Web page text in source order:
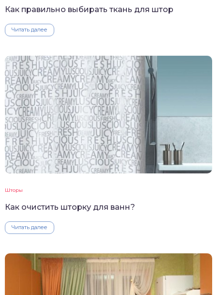
Как правильно выбирать ткань для штор
Читать далее
Шторы
Как очистить шторку для ванн?
Читать далее